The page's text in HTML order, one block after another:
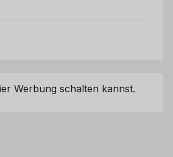
Werbung schalten kannst.